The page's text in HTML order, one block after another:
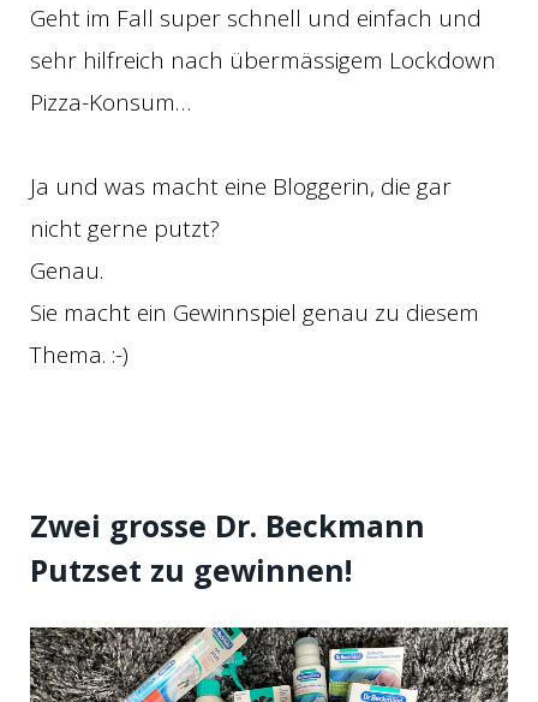
Geht im Fall super schnell und einfach und
sehr hilfreich nach übermässigem Lockdown
Pizza-Konsum…
Ja und was macht eine Bloggerin, die gar
nicht gerne putzt?
Genau.
Sie macht ein Gewinnspiel genau zu diesem
Thema. :-)
Zwei grosse Dr. Beckmann
Putzset zu gewinnen!